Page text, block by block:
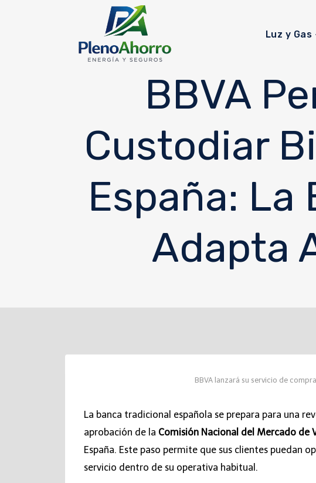
Luz y Gas
BBVA
Custodiar
España: La
Adapta
BBVA lanzará su servicio de
La banca tradicional española se prepara para una
aprobación de la Comisión Nacional del Mercado de
España. Este paso permite que sus clientes puedan
servicio dentro de su operativa habitual.